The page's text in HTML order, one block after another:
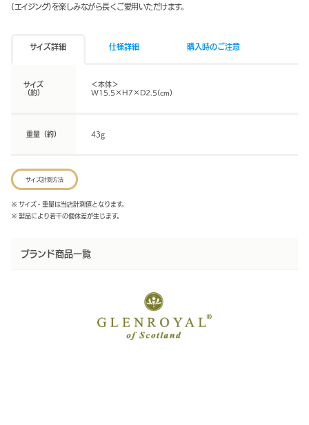
(エイジング)を楽しみながら長くご愛用いただけます。
サイズ詳細 仕様詳細 購入時のご注意
サイズ
（約）
＜本体＞
W15.5×H7×D2.5(cm)
重量（約） 43g
サイズ計測方法
※ サイズ・重量は当店計測値となります。
※ 製品により若干の個体差が生じます。
ブランド商品一覧